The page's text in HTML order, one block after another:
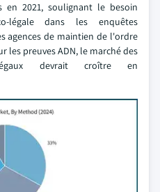
en 2021, soulignant le besoin
légale dans les enquêtes
agences de maintien de l'ordre
les preuves ADN, le marché des
légaux devrait croître en